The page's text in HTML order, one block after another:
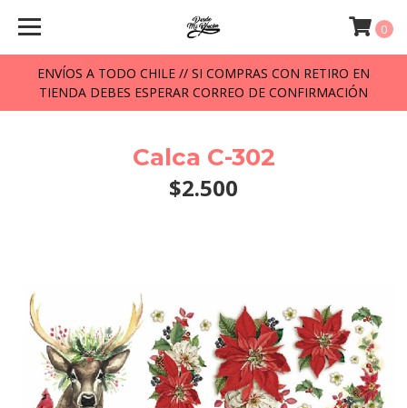
ENVÍOS A TODO CHILE // SI COMPRAS CON RETIRO EN
TIENDA DEBES ESPERAR CORREO DE CONFIRMACIÓN
0
Calca C-302
$2.500